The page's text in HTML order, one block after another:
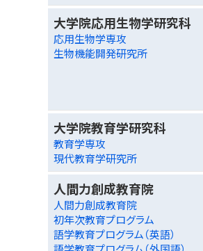
大学院応用生物学研究科
応用生物学専攻
生物機能開発研究所
大学院教育学研究科
教育学専攻
現代教育学研究所
人間力創成教育院
人間力創成教育院
初年次教育プログラム
語学教育プログラム（英語）